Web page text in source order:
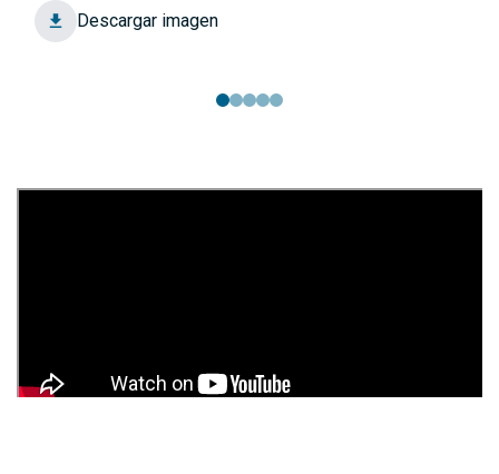
Descargar imagen